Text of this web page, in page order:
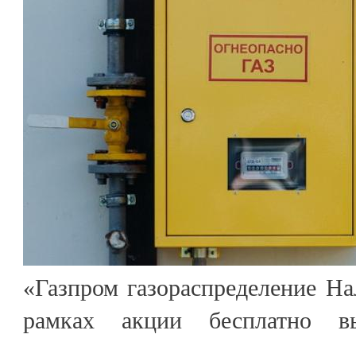
«Газпром газораспределение
рамках акции бесплатно